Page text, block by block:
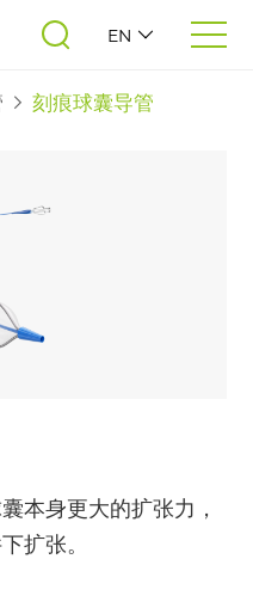
EN
刻痕球囊导管
本身更大的扩张力，
扩张。